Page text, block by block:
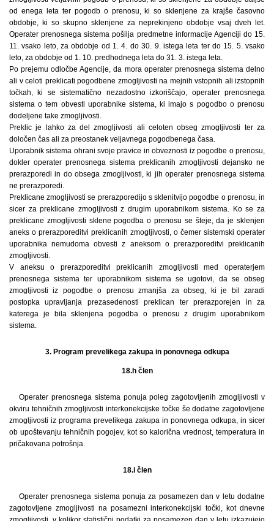
od enega leta ter pogodb o prenosu, ki so sklenjene za krajše časovno
obdobje, ki so skupno sklenjene za neprekinjeno obdobje vsaj dveh let.
Operater prenosnega sistema pošilja predmetne informacije Agenciji do 15.
11. vsako leto, za obdobje od 1. 4. do 30. 9. istega leta ter do 15. 5. vsako
leto, za obdobje od 1. 10. predhodnega leta do 31. 3. istega leta.
Po prejemu odločbe Agencije, da mora operater prenosnega sistema delno
ali v celoti preklicati pogodbene zmogljivosti na mejnih vstopnih ali izstopnih
točkah, ki se sistematično nezadostno izkoriščajo, operater prenosnega
sistema o tem obvesti uporabnike sistema, ki imajo s pogodbo o prenosu
dodeljene take zmogljivosti.
Preklic je lahko za del zmogljivosti ali celoten obseg zmogljivosti ter za
določen čas ali za preostanek veljavnega pogodbenega časa.
Uporabnik sistema ohrani svoje pravice in obveznosti iz pogodbe o prenosu,
dokler operater prenosnega sistema preklicanih zmogljivosti dejansko ne
prerazporedi in do obsega zmogljivosti, ki jih operater prenosnega sistema
ne prerazporedi.
Preklicane zmogljivosti se prerazporedijo s sklenitvijo pogodbe o prenosu, in
sicer za preklicane zmogljivosti z drugim uporabnikom sistema. Ko se za
preklicane zmogljivosti sklene pogodba o prenosu se šteje, da je sklenjen
aneks o prerazporeditvi preklicanih zmogljivosti, o čemer sistemski operater
uporabnika nemudoma obvesti z aneksom o prerazporeditvi preklicanih
zmogljivosti.
V aneksu o prerazporeditvi preklicanih zmogljivosti med operaterjem
prenosnega sistema ter uporabnikom sistema se ugotovi, da se obseg
zmogljivosti iz pogodbe o prenosu zmanjša za obseg, ki je bil zaradi
postopka upravljanja prezasedenosti preklican ter prerazporejen in za
katerega je bila sklenjena pogodba o prenosu z drugim uporabnikom
sistema.
3. Program prevelikega zakupa in ponovnega odkupa
18.h člen
Operater prenosnega sistema ponuja poleg zagotovljenih zmogljivosti v
okviru tehničnih zmogljivosti interkonekcijske točke še dodatne zagotovljene
zmogljivosti iz programa prevelikega zakupa in ponovnega odkupa, in sicer
ob upoštevanju tehničnih pogojev, kot so kalorična vrednost, temperatura in
pričakovana potrošnja.
18.i člen
Operater prenosnega sistema ponuja za posamezen dan v letu dodatne
zagotovljene zmogljivosti na posamezni interkonekcijski točki, kot dnevne